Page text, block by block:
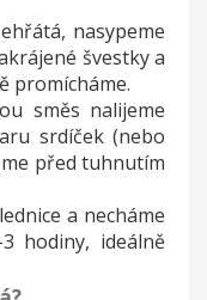
nasypeme
švestky a
promícháme.
směs nalijeme
srdíček (nebo
před tuhnutím
a necháme
hodiny, ideálně